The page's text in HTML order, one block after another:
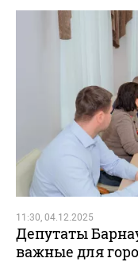
11:30, 04.12.2025
Депутаты
важные для